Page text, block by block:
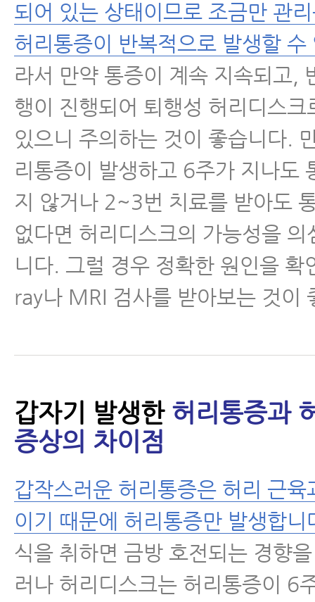
되어 있는 상태이므로 조금만 관
허리통증이 반복적으로 발생할 수
라서 만약 통증이 계속 지속되고,
행이 진행되어 퇴행성 허리디스크
있으니 주의하는 것이 좋습니다.
리통증이 발생하고 6주가 지나도
지 않거나 2~3번 치료를 받아도
없다면 허리디스크의 가능성을 의
니다. 그럴 경우 정확한 원인을 확
ray나 MRI 검사를 받아보는 것이
갑자기 발생한 허리통증과
증상의 차이점
갑작스러운 허리통증은 허리 근육
이기 때문에 허리통증만 발생합니
식을 취하면 금방 호전되는 경향
러나 허리디스크는 허리통증이 6